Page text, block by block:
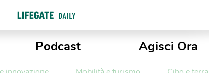
Podcast Agisci Ora